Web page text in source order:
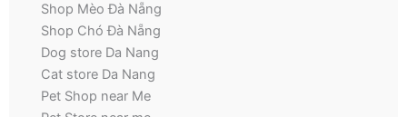
Shop Mèo Đà Nẵng
Shop Chó Đà Nẵng
Dog store Da Nang
Cat store Da Nang
Pet Shop near Me